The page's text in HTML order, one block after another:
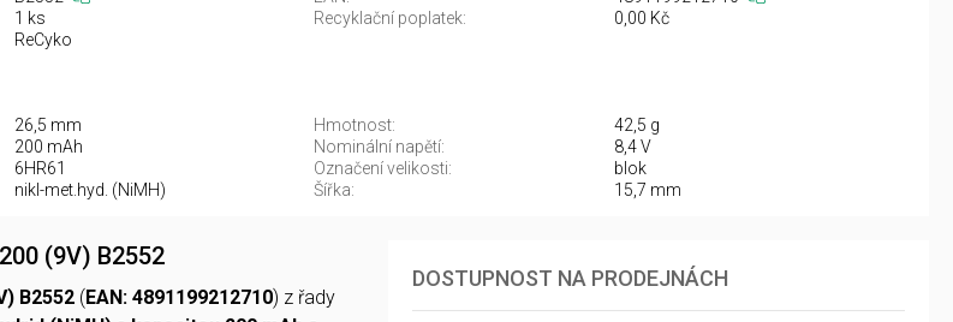
1 ks Recyklační poplatek:
0,00 Kč
ReCyko
26,5 mm Hmotnost:
42,5 g
200 mAh Nominální napětí:
8,4 V
6HR61 Označení velikosti:
blok
nikl-met.hyd. (NiMH) Šířka: 15,7 mm
(9V) B2552
B2552 (EAN: 4891199212710) z řady
DOSTUPNOST NA PRODEJNÁCH